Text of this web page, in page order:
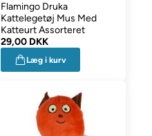
Flamingo Druka
Kattelegetøj Mus Med
Katteurt Assorteret
29,00 DKK
Læg i kurv